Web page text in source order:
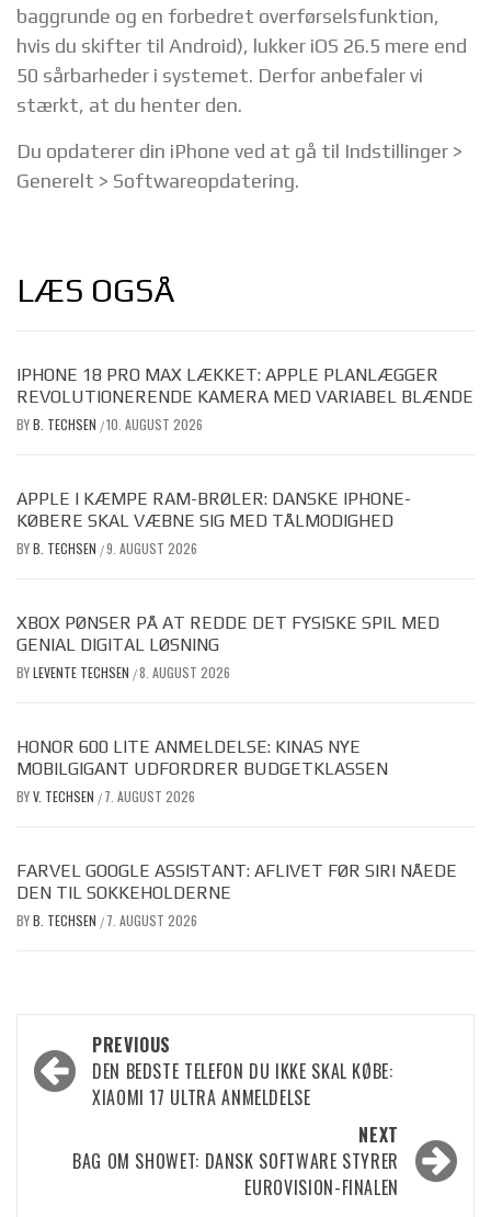
baggrunde og en forbedret overførselsfunktion,
hvis du skifter til Android), lukker iOS 26.5 mere end
50 sårbarheder i systemet. Derfor anbefaler vi
stærkt, at du henter den.
Du opdaterer din iPhone ved at gå til Indstillinger >
Generelt > Softwareopdatering.
LÆS OGSÅ
IPHONE 18 PRO MAX LÆKKET: APPLE PLANLÆGGER
REVOLUTIONERENDE KAMERA MED VARIABEL BLÆNDE
BYB. TECHSEN /10. AUGUST 2026
APPLE I KÆMPE RAM-BRØLER: DANSKE IPHONE-
KØBERE SKAL VÆBNE SIG MED TÅLMODIGHED
BYB. TECHSEN /9. AUGUST 2026
XBOX PØNSER PÅ AT REDDE DET FYSISKE SPIL MED
GENIAL DIGITAL LØSNING
BYLEVENTE TECHSEN /8. AUGUST 2026
HONOR 600 LITE ANMELDELSE: KINAS NYE
MOBILGIGANT UDFORDRER BUDGETKLASSEN
BYV. TECHSEN / 7. AUGUST 2026
FARVEL GOOGLE ASSISTANT: AFLIVET FØR SIRI NÅEDE
DEN TIL SOKKEHOLDERNE
BYB. TECHSEN / 7. AUGUST 2026
Post
navigation
PREVIOUS
DEN BEDSTE TELEFON DU IKKE SKAL KØBE:
XIAOMI 17 ULTRA ANMELDELSE
NEXT
BAG OM SHOWET: DANSK SOFTWARE STYRER
EUROVISION-FINALEN